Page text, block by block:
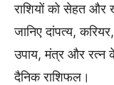
राशियों को सेहत और
जानिए दांपत्य,
उपाय, मंत्र और रत्न
दैनिक राशिफल।